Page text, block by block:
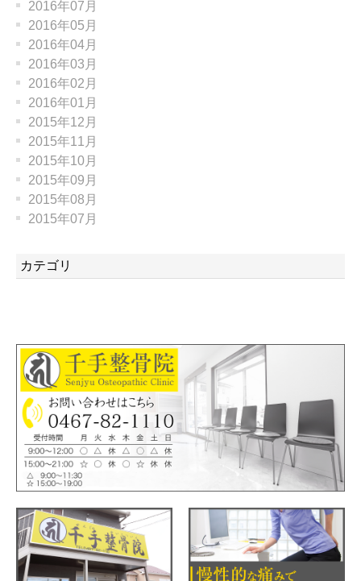
2016年07月
2016年05月
2016年04月
2016年03月
2016年02月
2016年01月
2015年12月
2015年11月
2015年10月
2015年09月
2015年08月
2015年07月
カテゴリ